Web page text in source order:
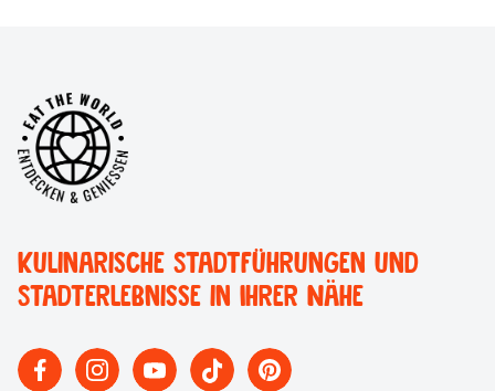
Kulinarische Stadtführungen und
Stadterlebnisse in Ihrer Nähe